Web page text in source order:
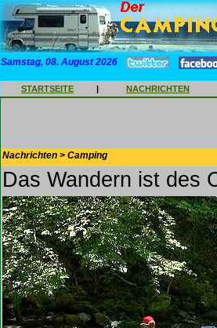
Samstag, 08. August 2026
STARTSEITE | NACHRICHTEN
Nachrichten > Camping
Das Wandern ist des